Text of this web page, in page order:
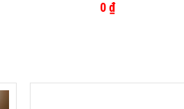
0₫